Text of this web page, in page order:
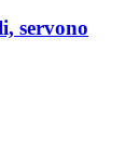
servono